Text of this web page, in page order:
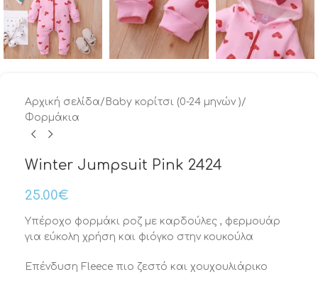
Αρχική σελίδα/ Baby κορίτσι (0-24 μηνών )/
Φορμάκια
Winter Jumpsuit Pink 2424
25.00€
Υπέροχο φορμάκι ροζ με καρδούλες , φερμουάρ
για εύκολη χρήση και φιόγκο στην κουκούλα
Επένδυση Fleece πιο ζεστό και χουχουλιάρικο